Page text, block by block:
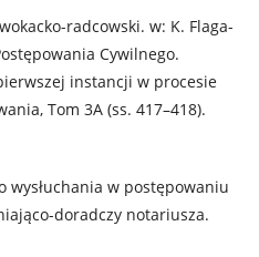
radcowski. w: K. Flaga-
Cywilnego.
instancji w procesie
Tom 3A (ss. 417–418).
wysłuchania w postępowaniu
doradczy notariusza.